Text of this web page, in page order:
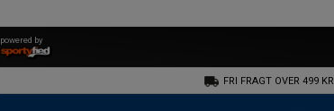
powered by
FRI FRAGT OVER 499 KR